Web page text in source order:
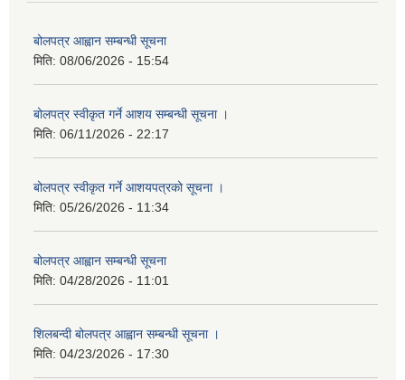
बोलपत्र आह्वान सम्बन्धी सूचना
मिति: 08/06/2026 - 15:54
बोलपत्र स्वीकृत गर्ने आशय सम्बन्धी सूचना ।
मिति: 06/11/2026 - 22:17
बोलपत्र स्वीकृत गर्ने आशयपत्रको सूचना ।
मिति: 05/26/2026 - 11:34
बोलपत्र आह्वान सम्बन्धी सूचना
मिति: 04/28/2026 - 11:01
शिलबन्दी बोलपत्र आह्वान सम्बन्धी सूचना ।
मिति: 04/23/2026 - 17:30